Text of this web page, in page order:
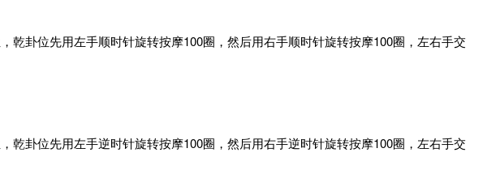
卦位先用左手顺时针旋转按摩100圈，然后用右手顺时针旋转按摩100圈，左右手交
卦位先用左手逆时针旋转按摩100圈，然后用右手逆时针旋转按摩100圈，左右手交